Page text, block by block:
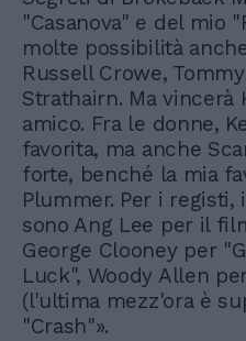
"Casanova" e del mio
molte possibilità
Russell Crowe,
Strathairn. Ma vincerà
amico. Fra le donne,
favorita, ma anche
forte, benché la mia
Plummer. Per i
sono Ang Lee per il
George Clooney per
Luck", Woody Allen
(l'ultima mezz'ora è
"Crash"».